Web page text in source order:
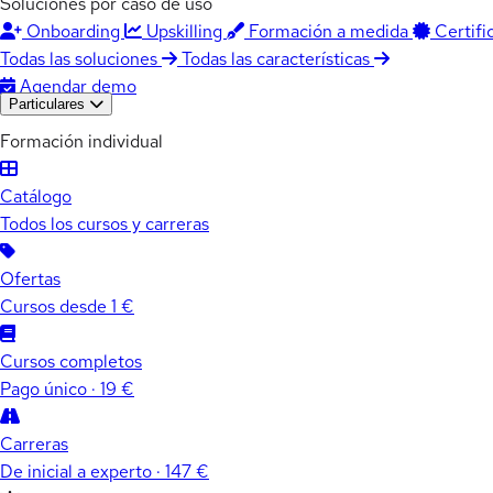
Onboarding
Upskilling Formación a medida
Todas las soluciones
Todas las características
Agendar demo
Particulares
Formación individual
Catálogo
Todos los cursos y carreras
Ofertas
Cursos desde 1 €
Cursos completos
Pago único · 19 €
Carreras
De inicial a experto · 147 €